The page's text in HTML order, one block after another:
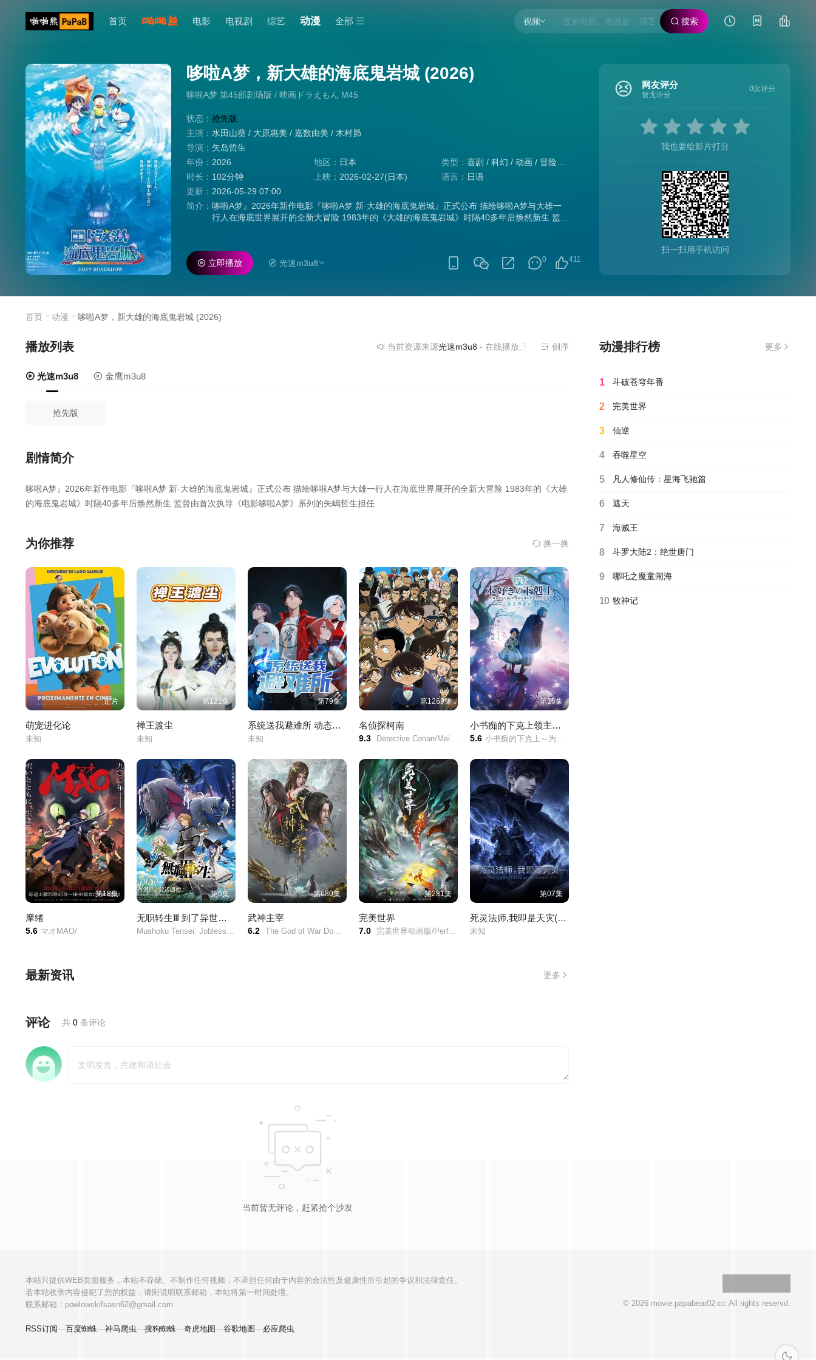
视频 搜索
首页 电影 电视剧 综艺 动漫 全部
哆啦A梦，新大雄的海底鬼岩城 (2026)
哆啦A梦 第45部剧场版 / 映画ドラえもん M45
状态： 抢先版
主演： 水田山葵 / 大原惠美 / 嘉数由美 / 木村昴
导演： 矢岛哲生
年份： 2026 地区： 日本 类型： 喜剧 / 科幻 / 动画 / 冒险
时长： 102分钟 上映： 2026-02-27(日本) 语言： 日语
更新： 2026-05-29 07:00
简介： 哆啦A梦』2026年新作电影『哆啦A梦 新·大雄的海底鬼岩城』正式公布 描绘哆啦A梦与大雄一
行人在海底世界展开的全新大冒险 1983年的《大雄的海底鬼岩城》时隔40多年后焕然新生 监督
411
0
立即播放 光速m3u8
网友评分
暂无评分
0次评分
我也要给影片打分
扫一扫用手机访问
首页 动漫 哆啦A梦，新大雄的海底鬼岩城 (2026)
播放列表 当前资源来源光速m3u8- 在线播放,无需安装播放器倒序
光速m3u8 金鹰m3u8
抢先版
剧情简介
哆啦A梦』2026年新作电影『哆啦A梦 新·大雄的海底鬼岩城』正式公布 描绘哆啦A梦与大雄一行人在海底世界展开的全新大冒险 1983年的《大雄
的海底鬼岩城》时隔40多年后焕然新生 监督由首次执导《电影哆啦A梦》系列的矢嶋哲生担任
为你推荐 换一换
正片
萌宠进化论
未知
第121集
禅王渡尘
未知
第79集
系统送我避难所 动态漫画 第一季
未知
第1269集
名侦探柯南
9.3 Detective Conan/Meitantei Conan/Case Closed/
第16集
小书痴的下克上领主的养女
5.6 小书痴的下克上～为了成为图书管理员而不择手段～/第四季/本好きの下剋上～司書になるためには手段を選んでいられません～/
第18集
摩绪
5.6 マオMAO/
第6集
无职转生Ⅲ 到了异世界就拿出真本事 第三季
第680集
武神主宰
6.2 The God of War Dominates/Martial Master/
第281集
完美世界
7.0 完美世界动画版/Perfect World/
第07集
死灵法师,我即是天灾(2026)
未知
最新资讯 更多
评论 共 0 条评论
当前暂无评论，赶紧抢个沙发
动漫排行榜 更多
1 斗破苍穹年番
2 完美世界
3 仙逆
4 吞噬星空
5 凡人修仙传：星海飞驰篇
6 遮天
7 海贼王
8 斗罗大陆2：绝世唐门
9 哪吒之魔童闹海
10 牧神记
深色模式
本站只提供WEB页面服务，本站不存储、不制作任何视频，不承担任何由于内容的合法性及健康性所引起的争议和法律责任。
若本站收录内容侵犯了您的权益，请附说明联系邮箱，本站将第一时间处理。
联系邮箱：powlowskifsasn62@gmail.com
RSS订阅—百度蜘蛛—神马爬虫—搜狗蜘蛛—奇虎地图—谷歌地图—必应爬虫
© 2026 movie.papabear02.cc All rights reservd.